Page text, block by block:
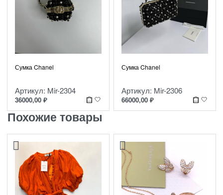
Сумка Chanel
Артикул: Mir-2304
36000,00 ₽
Сумка Chanel
Артикул: Mir-2306
66000,00 ₽
Похожие товары